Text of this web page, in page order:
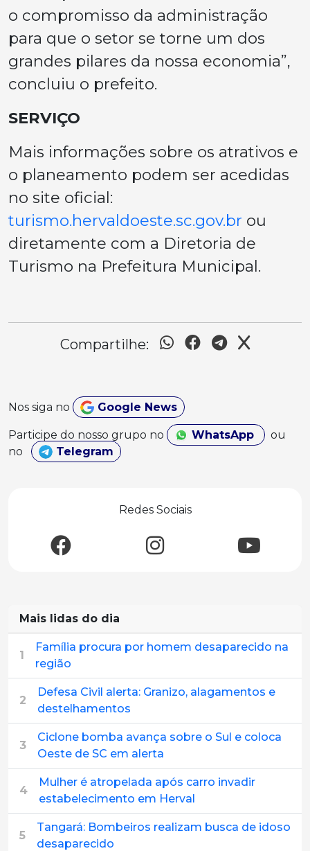
o compromisso da administração
para que o setor se torne um dos
grandes pilares da nossa economia”,
concluiu o prefeito.
SERVIÇO
Mais informações sobre os atrativos e
o planeamento podem ser acedidas
no site oficial:
turismo.hervaldoeste.sc.gov.br ou
diretamente com a Diretoria de
Turismo na Prefeitura Municipal.
Compartilhe:
Nos siga no Google News
Participe do nosso grupo no WhatsApp
ou
no
Telegram
Redes Sociais
Mais lidas do dia
1
Família procura por homem desaparecido na
região
2
Defesa Civil alerta: Granizo, alagamentos e
destelhamentos
3
Ciclone bomba avança sobre o Sul e coloca
Oeste de SC em alerta
4
Mulher é atropelada após carro invadir
estabelecimento em Herval
5
Tangará: Bombeiros realizam busca de idoso
desaparecido